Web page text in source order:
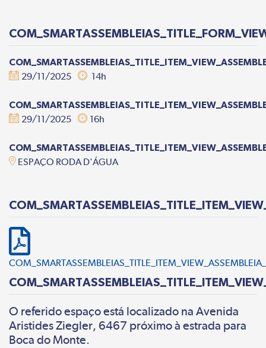
29/11/2025
14h
29/11/2025
16h
ESPAÇO RODA D'ÁGUA
O referido espaço está localizado na Avenida
Aristides Ziegler, 6467 próximo à estrada para
Boca do Monte.